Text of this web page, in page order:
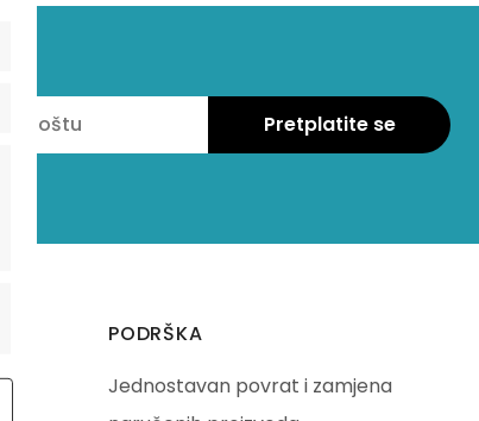
PODRŠKA
Jednostavan povrat i zamjena